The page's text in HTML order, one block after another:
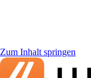
Zum Inhalt springen